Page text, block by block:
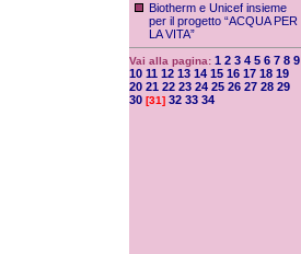
Biotherm e Unicef insieme
per il progetto “ACQUA PER
LA VITA”
Vai alla pagina: 1 2 3 4 5 6 7 8 9
10 11 12 13 14 15 16 17 18 19
20 21 22 23 24 25 26 27 28 29
30 [31] 32 33 34